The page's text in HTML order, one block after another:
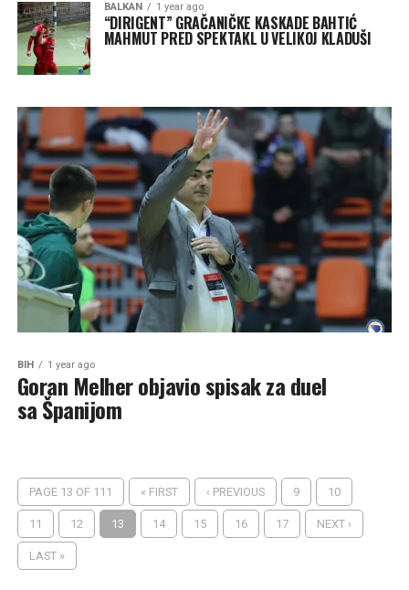
BALKAN 1 year ago
“DIRIGENT” GRAČANIČKE KASKADE BAHTIĆ
MAHMUT PRED SPEKTAKL U VELIKOJ KLADUŠI
BIH 1 year ago
Goran Melher objavio spisak za duel
sa Španijom
PAGE 13 OF 111 « FIRST ‹ PREVIOUS 9 10
11 12 13 14 15 16 17 NEXT ›
LAST »